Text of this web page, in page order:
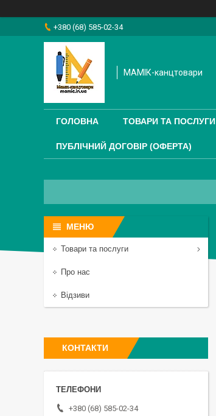
+380 (68) 585-02-34
МАМІК-канцтовари
ГОЛОВНА ТОВАРИ ТА ПОСЛУГИ
ПУБЛІЧНИЙ ДОГОВІР (ОФЕРТА)
Товари та послуги
Про нас
Відзиви
КОНТАКТИ
+380 (68) 585-02-34